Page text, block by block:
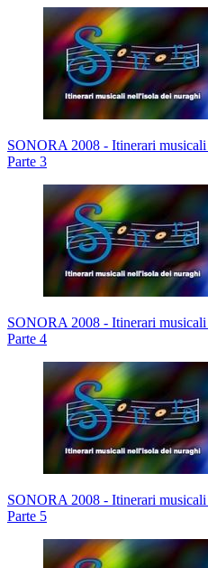
SONORA 2008 - Itinerari
Parte 3
SONORA 2008 - Itinerari
Parte 4
SONORA 2008 - Itinerari
Parte 5